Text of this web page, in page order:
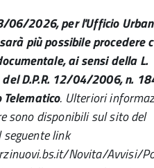
06/2026, per l'Ufficio
più possibile procedere
ai sensi della L.
D.P.R. 12/04/2006, n.
. Ulteriori
sono disponibili sul sito del
link
Novita/Avvisi/